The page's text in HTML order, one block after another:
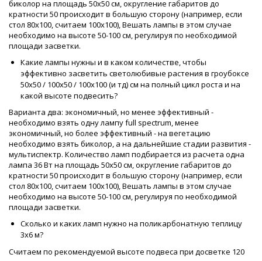
биколор на площадь 50х50 см, округление габаритов до
кратности 50 происходит в большую сторону (например, если
стол 80х100, считаем 100х100), Вешать лампы в этом случае
необходимо на высоте 50-100 см, регулируя по необходимой
площади засветки.
Какие лампы нужны и в каком количестве, чтобы
эффективно засветить светолюбивые растения в гроубоксе
50х50 / 100х50 / 100х100 (и тд) см на полный цикл роста и на
какой высоте подвесить?
Варианта два: экономичный, но менее эффективный -
необходимо взять одну лампу full spectrum, менее
экономичный, но более эффективный - на вегетацию
необходимо взять биколор, а на дальнейшие стадии развития -
мультиспектр. Количество ламп подбирается из расчета одна
лампа 36 Вт на площадь 50х50 см, округление габаритов до
кратности 50 происходит в большую сторону (например, если
стол 80х100, считаем 100х100), Вешать лампы в этом случае
необходимо на высоте 50-100 см, регулируя по необходимой
площади засветки.
Сколько и каких ламп нужно на поликарбонатную теплицу
3х6 м?
Считаем по рекомендуемой высоте подвеса при досветке 120